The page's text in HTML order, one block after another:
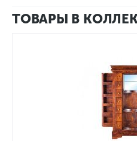
В нашем интернет-магазине
ТОВАРЫ В